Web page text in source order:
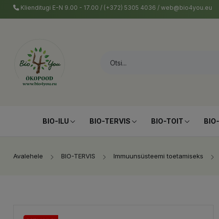
Klienditugi E-N 9.00 - 17.00 / (+372) 5305 4036 / web@bio4you.eu
BIO-ILU BIO-TERVIS BIO-TOIT
Avalehele BIO-TERVIS Immuunsüsteemi toetamiseks